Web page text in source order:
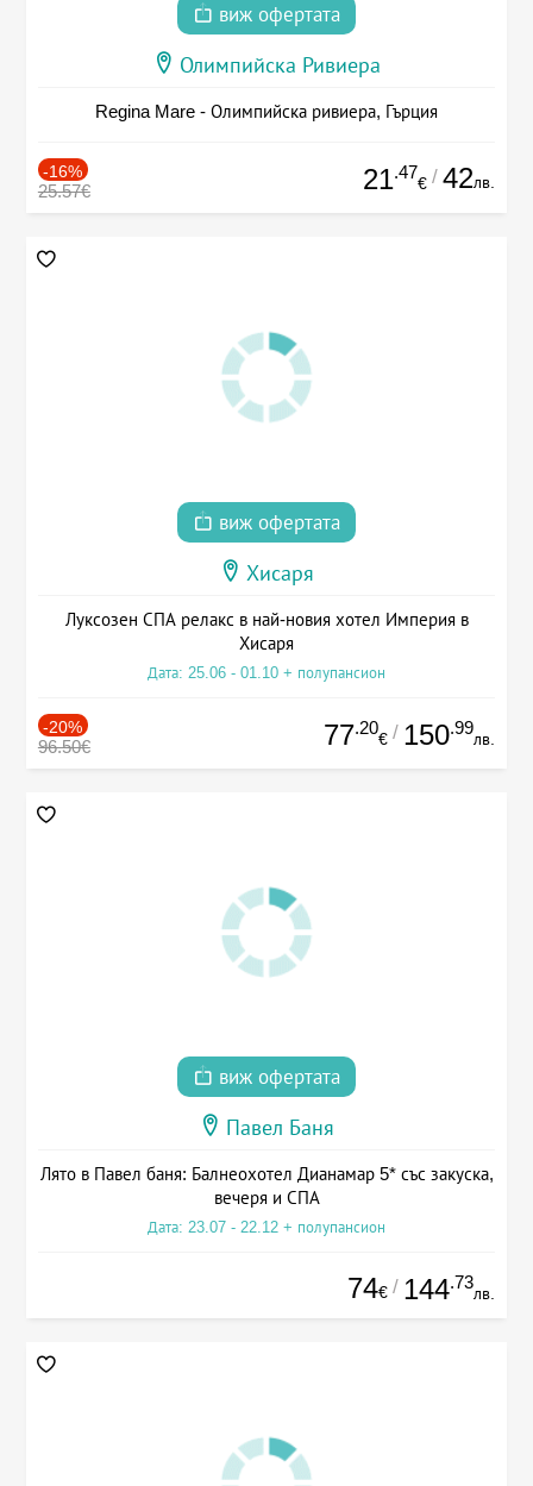
виж офертата
Олимпийска Ривиера
Regina Mare - Олимпийска ривиера, Гърция
-16%
25.57€ 21.47
€ / 42лв.
виж офертата
Хисаря
Луксозен СПА релакс в най-новия хотел Империя в
Хисаря
Дата: 25.06 - 01.10 + полупансион
-20%
96.50€ 77.20
€ / 150.99
лв.
виж офертата
Павел Баня
Лято в Павел баня: Балнеохотел Дианамар 5* със закуска,
вечеря и СПА
Дата: 23.07 - 22.12 + полупансион
74€ / 144.73
лв.